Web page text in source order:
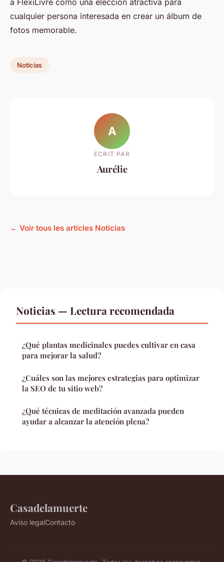
a FlexiLivre como una elección atractiva para
cualquier persona interesada en crear un álbum de
fotos memorable.
Noticias
A
ECRIT PAR
Aurélie
← Voir tous les articles Noticias
Noticias — Lectura recomendada
¿Qué plantas medicinales puedes cultivar en casa
para mejorar la salud?
¿Cuáles son las mejores estrategias para optimizar
la SEO de tu sitio web?
¿Qué técnicas de meditación avanzada pueden
ayudar a alcanzar la atención plena?
Casadelamuerte
Aviso legalContacto